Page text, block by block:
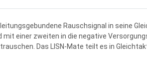
Rauschsignal in seine
einer zweiten in die negative
Das LISN-Mate teilt es in